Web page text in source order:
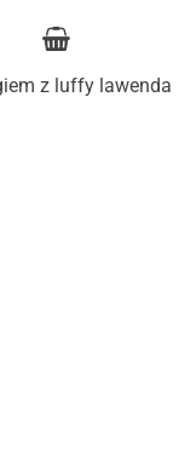
z luffy lawenda